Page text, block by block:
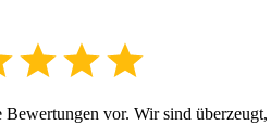
Bewertungen vor. Wir sind